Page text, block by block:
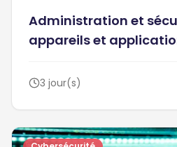
Administration et
appareils et
3 jour(s)